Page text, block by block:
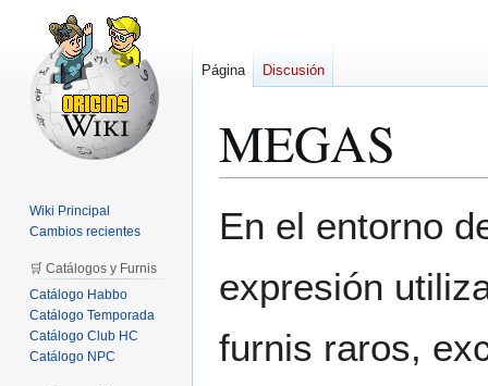
MEGAS
a
navegación
a
búsqueda
En el entorno
expresión
furnis raros,
Página Discusión
Wiki Principal
Cambios recientes
🛒 Catálogos y Furnis
Catálogo Habbo
Catálogo Temporada
Catálogo Club HC
Catálogo NPC